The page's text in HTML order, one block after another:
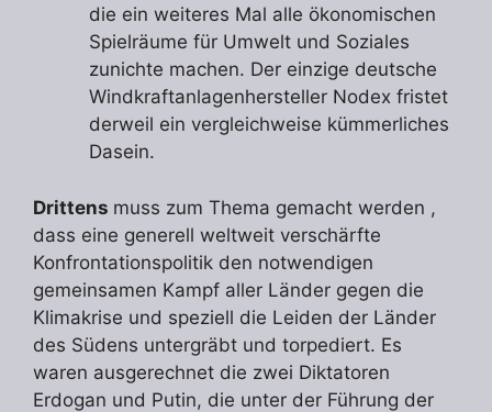
die ein weiteres Mal alle ökonomischen
Spielräume für Umwelt und Soziales
zunichte machen. Der einzige deutsche
Windkraftanlagenhersteller Nodex fristet
derweil ein vergleichweise kümmerliches
Dasein.
Drittens muss zum Thema gemacht werden ,
dass eine generell weltweit verschärfte
Konfrontationspolitik den notwendigen
gemeinsamen Kampf aller Länder gegen die
Klimakrise und speziell die Leiden der Länder
des Südens untergräbt und torpediert. Es
waren ausgerechnet die zwei Diktatoren
Erdogan und Putin, die unter der Führung der